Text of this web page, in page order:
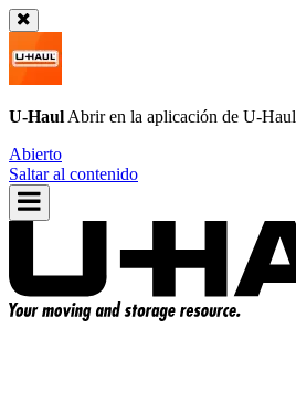
U-Haul Abrir en la aplicación de U-Haul
Abierto
Saltar al contenido